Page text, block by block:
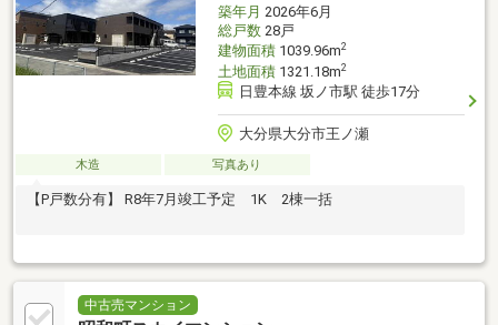
築年月 2026年6月
総戸数28戸
建物面積1039.96m2
土地面積1321.18m2
日豊本線 坂ノ市駅 徒歩17分
大分県大分市王ノ瀬
木造 写真あり
【P戸数分有】 R8年7月竣工予定 1K 2棟一括
中古売マンション